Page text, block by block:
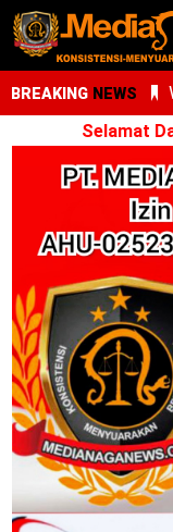
BREAKING NEWS
Selamat Datang